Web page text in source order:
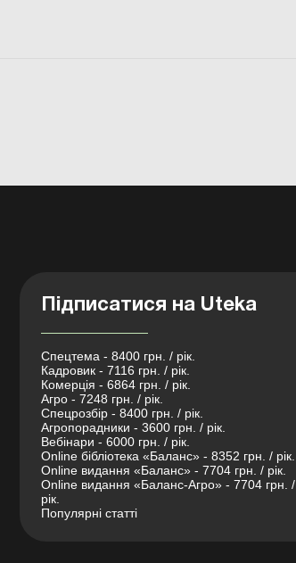
Підписатися на Uteka
Спецтема - 8400 грн. / рік.
Кадровик - 7116 грн. / рік.
Комерція - 6864 грн. / рік.
Агро - 7248 грн. / рік.
Спецрозбір - 8400 грн. / рік.
Агропорадники - 3600 грн. / рік.
Вебінари - 6000 грн. / рік.
Online бібліотека «Баланс» - 8352 грн. / рік.
Online видання «Баланс» - 7704 грн. / рік.
Online видання «Баланс-Агро» - 7704 грн. /
рік.
Популярні статті